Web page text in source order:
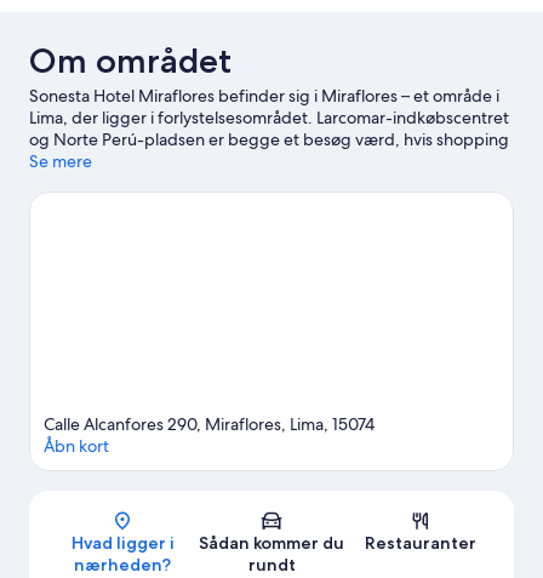
Om området
Sonesta Hotel Miraflores befinder sig i Miraflores – et område i
Lima, der ligger i forlystelsesområdet. Larcomar-indkøbscentret
og Norte Perú-pladsen er begge et besøg værd, hvis shopping
ligger højt på listen. De rejsende, der derimod er interesseret i
Centralpark. Ricardo Palma Kulturcenter og Det naturhistoriske
Se mere
Kort
Calle Alcanfores 290, Miraflores, Lima, 15074
Åbn kort
Hvad ligger i
nærheden?
Sådan kommer du
rundt
Restauranter